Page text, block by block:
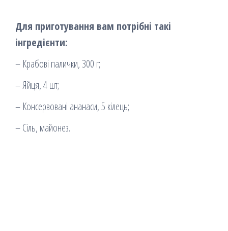
Для приготування вам потрібні такі
інгредієнти:
– Крабові палички, 300 г;
– Яйця, 4 шт;
– Консервовані ананаси, 5 кілець;
– Сіль, майонез.